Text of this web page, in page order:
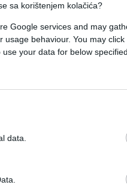
sa korištenjem kolačića?
Google services and may
behaviour. You may
your data for below
data.
i ne mora nužno